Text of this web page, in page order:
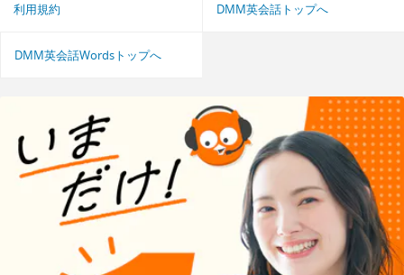
利用規約 DMM英会話トップへ
DMM英会話Wordsトップへ